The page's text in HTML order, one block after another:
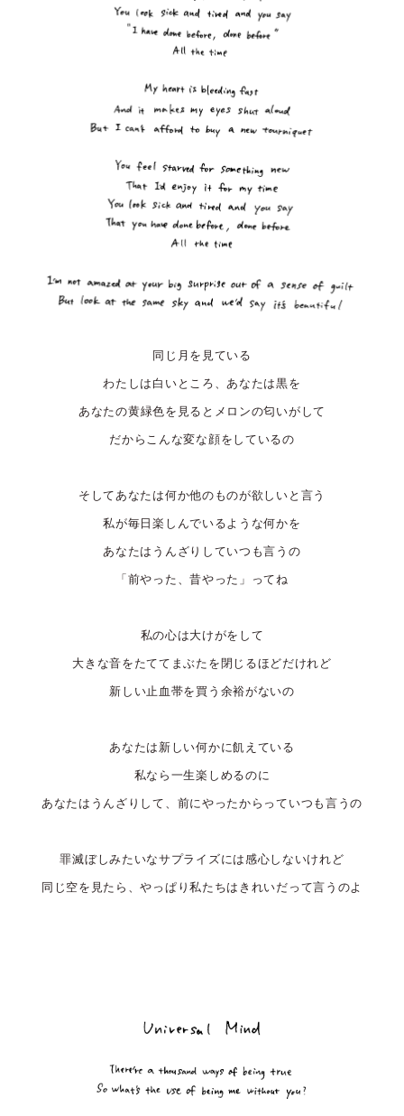
同じ月を見ている
わたしは白いところ、あなたは黒を
あなたの黄緑色を見るとメロンの匂いがして
だからこんな変な顔をしているの
そしてあなたは何か他のものが欲しいと言う
私が毎日楽しんでいるような何かを
あなたはうんざりしていつも言うの
「前やった、昔やった」ってね
私の心は大けがをして
大きな音をたててまぶたを閉じるほどだけれど
新しい止血帯を買う余裕がないの
あなたは新しい何かに飢えている
私なら一生楽しめるのに
あなたはうんざりして、前にやったからっていつも言うの
罪滅ぼしみたいなサプライズには感心しないけれど
同じ空を見たら、やっぱり私たちはきれいだって言うのよ